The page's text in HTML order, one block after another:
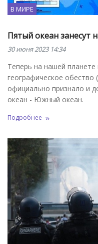
В МИРЕ
Пятый океан занесут
30 июня 2023 14:34
Теперь на нашей
географическое обество
официально признало и
океан - Южный океан.
Подробнее